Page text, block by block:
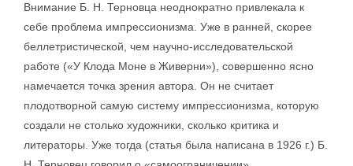
Внимание Б. Н. Терновца неоднократно привлекала к
себе проблема импрессионизма. Уже в ранней, скорее
беллетристической, чем научно-исследовательской
работе («У Клода Моне в Живерни»), совершенно ясно
намечается точка зрения автора. Он не считает
плодотворной самую систему импрессионизма, которую
создали не столько художники, сколько критика и
литераторы. Уже тогда (статья была написана в 1926 г.) Б.